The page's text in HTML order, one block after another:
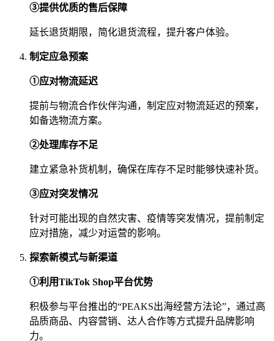
③提供优质的售后保障
延长退货期限，简化退货流程，提升客户体验。
制定应急预案
①应对物流延迟
提前与物流合作伙伴沟通，制定应对物流延迟的预案，
如备选物流方案。
②处理库存不足
建立紧急补货机制，确保在库存不足时能够快速补货。
③应对突发情况
针对可能出现的自然灾害、疫情等突发情况，提前制定
应对措施，减少对运营的影响。
探索新模式与新渠道
①利用TikTok Shop平台优势
积极参与平台推出的“PEAKS出海经营方法论”，通过高
品质商品、内容营销、达人合作等方式提升品牌影响
力。